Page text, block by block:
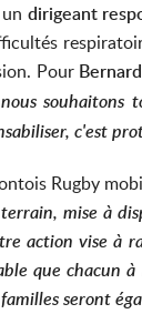
dirigeant
Pour
souhaitons
c'est
Rugby
mise à
action vise à
que chacun
seront